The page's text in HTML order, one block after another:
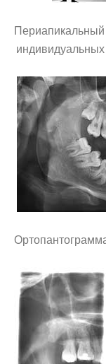
Периапикальный
индивидуальных